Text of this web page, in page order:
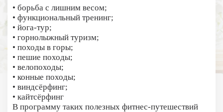
• борьба с лишним весом;
• функциональный тренинг;
• йога-тур;
• горнолыжный туризм;
• походы в горы;
• пешие походы;
• велопоходы;
• конные походы;
• виндсёрфинг;
• кайтсёрфинг
В программу таких полезных фитнес-путешествий